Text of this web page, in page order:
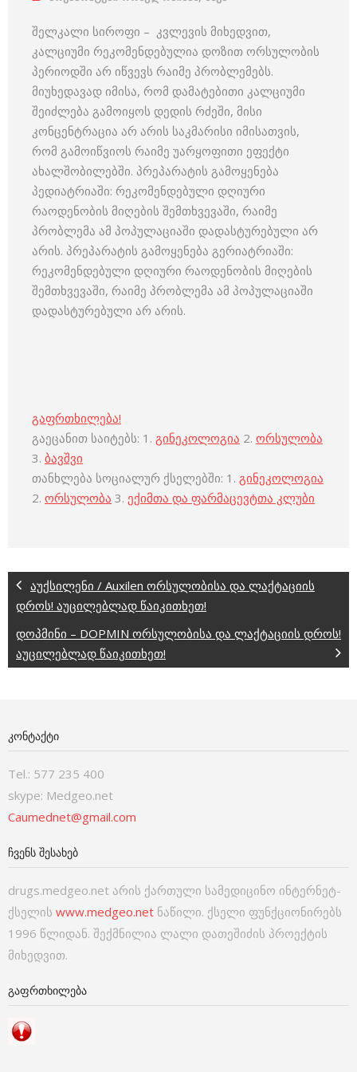
შელკალი სიროფი – კვლევის მიხედვით,
კალციუმი რეკომენდებულია დოზით ორსულობის
პერიოდში არ იწვევს რაიმე პრობლემებს.
მიუხედავად იმისა, რომ დამატებითი კალციუმი
შეიძლება გამოიყოს დედის რძეში, მისი
კონცენტრაცია არ არის საკმარისი იმისათვის,
რომ გამოიწვიოს რაიმე უარყოფითი ეფექტი
ახალშობილებში. პრეპარატის გამოყენება
პედიატრიაში: რეკომენდებული დღიური
რაოდენობის მიღების შემთხვევაში, რაიმე
პრობლემა ამ პოპულაციაში დადასტურებული არ
არის. პრეპარატის გამოყენება გერიატრიაში:
რეკომენდებული დღიური რაოდენობის მიღების
შემთხვევაში, რაიმე პრობლემა ამ პოპულაციაში
დადასტურებული არ არის.
გაფრთხილება!
გაეცანით საიტებს: 1. გინეკოლოგია 2. ორსულობა
3. ბავშვი
თანხლება სოციალურ ქსელებში: 1. გინეკოლოგია
2. ორსულობა 3. ექიმთა და ფარმაცევტთა კლუბი
აუქსილენი / Auxilen ორსულობისა და ლაქტაციის
დროს! აუცილებლად წაიკითხეთ!
დოპმინი – DOPMIN ორსულობისა და ლაქტაციის დროს!
აუცილებლად წაიკითხეთ!
ᲙᲝᲜᲢᲐᲥᲢᲘ
Tel.: 577 235 400
skype: Medgeo.net
Caumednet@gmail.com
ᲩᲕᲔᲜᲡ ᲨᲔᲡᲐᲮᲔᲑ
drugs.medgeo.net არის ქართული სამედიცინო ინტერნეტ-
ქსელის www.medgeo.net ნაწილი. ქსელი ფუნქციონირებს
1996 წლიდან. შექმნილია ლალი დათეშიძის პროექტის
მიხედვით.
ᲒᲐᲤᲠᲗᲮᲘᲚᲔᲑᲐ